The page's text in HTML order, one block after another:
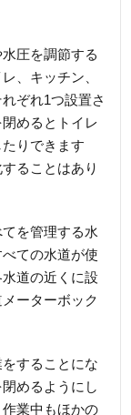
圧を調節する
、キッチン、
ぞれ1つ設置さ
めるとトイレ
りできます
ることはあり
を管理する水
ての水道が使
道の近くに設
ーターボック
することにな
めるようにし
業中もほかの